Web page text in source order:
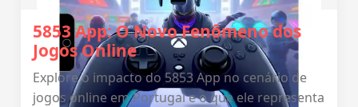
5853 App: O Novo Fenômeno dos
Jogos Online
Explore o impacto do 5853 App no cenário de
jogos online em Portugal e o que ele representa